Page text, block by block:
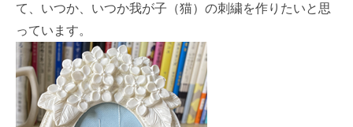
て、いつか、いつか我が子（猫）の刺繍を作りたいと思
っています。